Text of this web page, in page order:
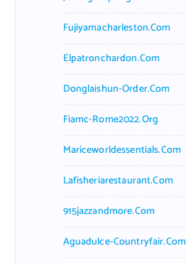
Fujiyamacharleston.com
Elpatronchardon.com
Donglaishun-Order.com
Fiamc-Rome2022.org
Mariceworldessentials.com
Lafisheriarestaurant.com
915jazzandmore.com
Aguadulce-Countryfair.com